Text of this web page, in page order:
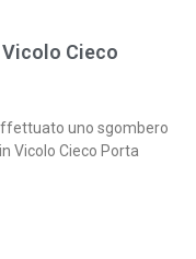
Cieco
uno sgombero
Vicolo Cieco Porta